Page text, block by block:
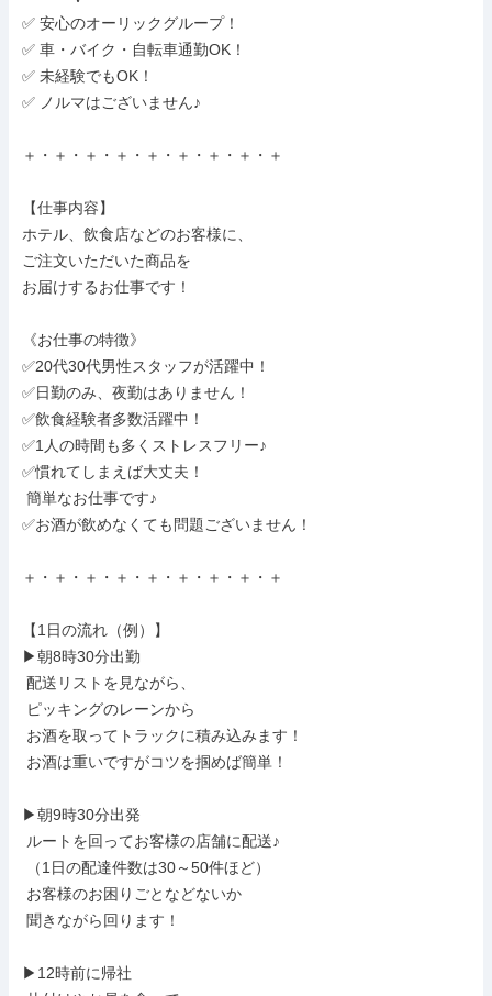
✅ 安心のオーリックグループ！
✅ 車・バイク・自転車通勤OK！
✅ 未経験でもOK！
✅ ノルマはございません♪
＋・＋・＋・＋・＋・＋・＋・＋・＋
【仕事内容】
ホテル、飲食店などのお客様に、
ご注文いただいた商品を
お届けするお仕事です！
《お仕事の特徴》
✅20代30代男性スタッフが活躍中！
✅日勤のみ、夜勤はありません！
✅飲食経験者多数活躍中！
✅1人の時間も多くストレスフリー♪
✅慣れてしまえば大丈夫！
✅お酒が飲めなくても問題ございません！
＋・＋・＋・＋・＋・＋・＋・＋・＋
【1日の流れ（例）】
▶朝8時30分出勤
▶朝9時30分出発
▶12時前に帰社